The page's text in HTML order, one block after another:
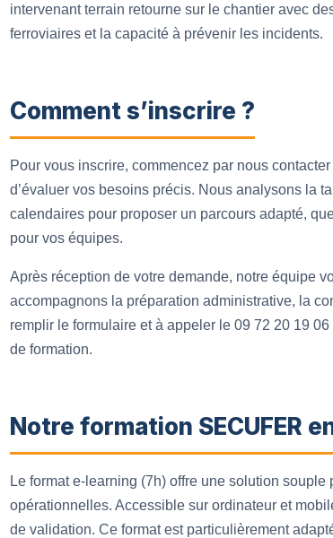
intervenant terrain retourne sur le chantier avec
ferroviaires et la capacité à prévenir les incidents.
Comment s’inscrire ?
Pour vous inscrire, commencez par nous
d’évaluer vos besoins précis. Nous analysons la
calendaires pour proposer un parcours adapté,
pour vos équipes.
Après réception de votre demande, notre équipe
accompagnons la préparation administrative, la
remplir le formulaire et à appeler le 09 72 20 19
de formation.
Notre formation SECUFER
Le format e-learning (7h) offre une solution
opérationnelles. Accessible sur ordinateur et
de validation. Ce format est particulièrement